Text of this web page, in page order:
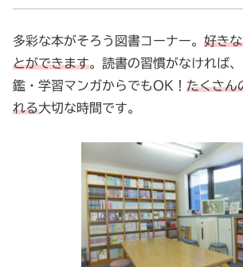
多彩な本がそろう図書コーナー。 好き
とができます。読書の習慣がなければ
鑑・学習マンガからでもOK！ たくさん
れる大切な時間です。